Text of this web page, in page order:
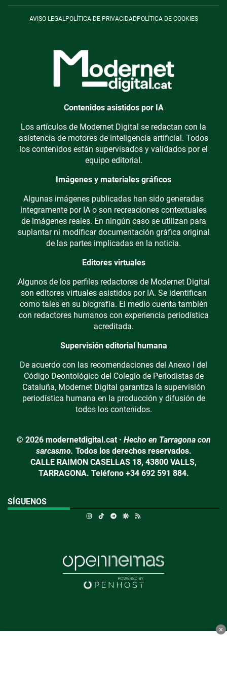
AVISO LEGAL POLÍTICA DE PRIVACIDADPOLÍTICA DE COOKIES
Contenidos asistidos por IA
Los artículos de Modernet Digital se redactan con la
asistencia de motores de inteligencia artificial. Todos
los contenidos están supervisados y validados por el
equipo editorial.
Imágenes y materiales gráficos
Algunas imágenes publicadas han sido generadas
íntegramente por IA o son recreaciones contextuales
de imágenes reales. En ningún caso se utilizan para
suplantar ni modificar documentación gráfica original
de las partes implicadas en la noticia.
Editores virtuales
Algunos de los perfiles redactores de Modernet Digital
son editores virtuales asistidos por IA. Se identifican
como tales en su biografía. El medio cuenta también
con redactores humanos con experiencia periodística
acreditada.
Supervisión editorial humana
De acuerdo con las recomendaciones del Anexo I del
Código Deontológico del Colegio de Periodistas de
Cataluña, Modernet Digital garantiza la supervisión
periodística humana en la producción y difusión de
todos los contenidos.
© 2026 modernetdigital.cat · Hecho en Tarragona con
sarcasmo. Todos los derechos reservados.
CALLE RAIMON CASELLAS 18, 43800 VALLS,
TARRAGONA. Teléfono +34 692 591 884.
SÍGUENOS
Instagram
TikTokTelegramGoogle Discover
×